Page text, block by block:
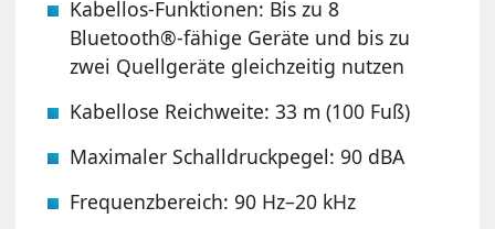
Kabellos-Funktionen: Bis zu 8
Bluetooth®-fähige Geräte und bis zu
zwei Quellgeräte gleichzeitig nutzen
Kabellose Reichweite: 33 m (100 Fuß)
Maximaler Schalldruckpegel: 90 dBA
Frequenzbereich: 90 Hz–20 kHz